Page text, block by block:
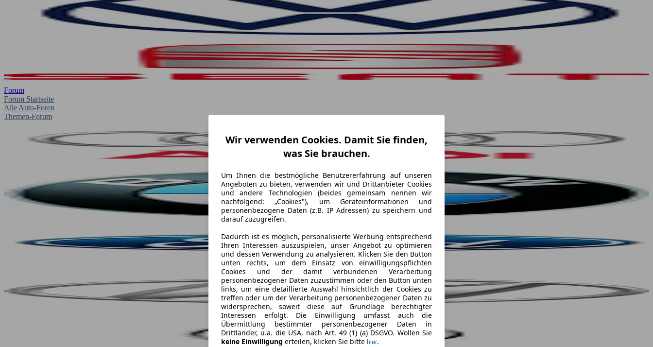
Forum
Forum Startseite
Alle Auto-Foren
Themen-Forum
Wir verwenden Cookies. Damit Sie finden,
was Sie brauchen.
Um Ihnen die bestmögliche Benutzererfahrung auf unseren
Angeboten zu bieten, verwenden wir und Drittanbieter Cookies
und andere Technologien (beides gemeinsam nennen wir
nachfolgend: „Cookies"), um Geräteinformationen und
personenbezogene Daten (z.B. IP Adressen) zu speichern und
darauf zuzugreifen.
Dadurch ist es möglich, personalisierte Werbung entsprechend
Ihren Interessen auszuspielen, unser Angebot zu optimieren
und dessen Verwendung zu analysieren. Klicken Sie den Button
unten rechts, um dem Einsatz von einwilligungspflichten
Cookies und der damit verbundenen Verarbeitung
personenbezogener Daten zuzustimmen oder den Button unten
links, um eine detaillierte Auswahl hinsichtlich der Cookies zu
treffen oder um der Verarbeitung personenbezogener Daten zu
widersprechen, soweit diese auf Grundlage berechtigter
Interessen erfolgt. Die Einwilligung umfasst auch die
Übermittlung bestimmter personenbezogener Daten in
Drittländer, u.a. die USA, nach Art. 49 (1) (a) DSGVO. Wollen Sie
keine Einwilligung erteilen, klicken Sie bitte hier.